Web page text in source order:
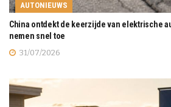
AUTONIEUWS
China ontdekt de keerzijde van elektrische
nemen snel toe
31/07/2026